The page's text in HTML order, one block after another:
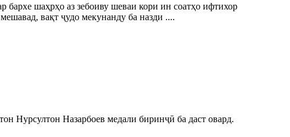
бархе шаҳрҳо аз зебоиву шеваи кори ин соатҳо ифтихор
вақт ҷудо мекунанду ба назди ....
Нурсултон Назарбоев медали биринҷӣ ба даст овард.